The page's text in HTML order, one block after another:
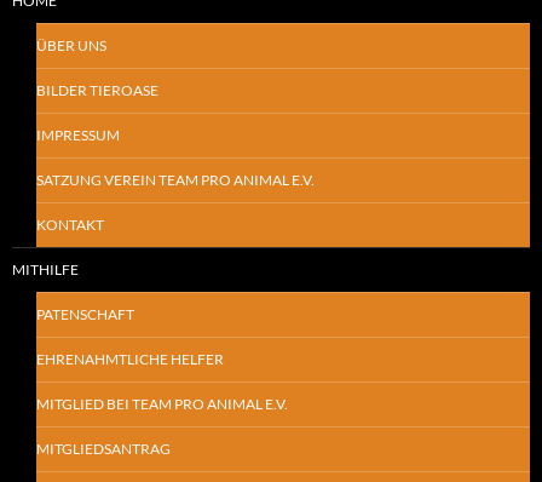
ÜBER UNS
BILDER TIEROASE
IMPRESSUM
SATZUNG VEREIN TEAM PRO ANIMAL E.V.
KONTAKT
MITHILFE
PATENSCHAFT
EHRENAHMTLICHE HELFER
MITGLIED BEI TEAM PRO ANIMAL E.V.
MITGLIEDSANTRAG